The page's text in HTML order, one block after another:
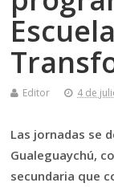
Editor 4 de
Las jornadas se
Gualeguaychú,
secundaria que